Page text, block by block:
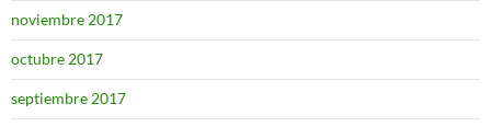
noviembre 2017
octubre 2017
septiembre 2017